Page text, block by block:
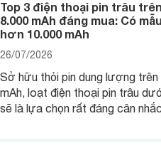
Top 3 điện thoại pin trâu trên
8.000 mAh đáng mua: Có
hơn 10.000 mAh
26/07/2026
Sở hữu thỏi pin dung lượng trên
mAh, loạt điện thoại pin trâu
sẽ là lựa chọn rất đáng cân